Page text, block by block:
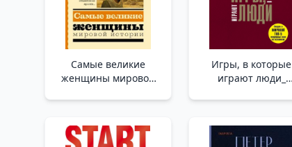
Самые великие
женщины мировой
Игры, в которые
играют люди_